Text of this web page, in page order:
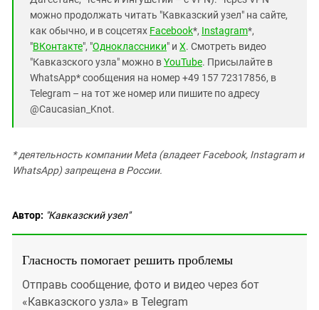
можно продолжать читать "Кавказский узел" на сайте,
как обычно, и в соцсетях Facebook*, Instagram*,
"ВКонтакте", "Одноклассники" и X. Смотреть видео
"Кавказского узла" можно вYouTube. Присылайте в
WhatsApp* сообщения на номер +49 157 72317856, в
Telegram – на тот же номер или пишите по адресу
@Caucasian_Knot.
*деятельность компании Meta (владеет Facebook, Instagram и
WhatsApp) запрещена в России.
Автор: "Кавказский узел"
Гласность помогает решить проблемы
Отправь сообщение, фото и видео через бот
«Кавказского узла» в Telegram